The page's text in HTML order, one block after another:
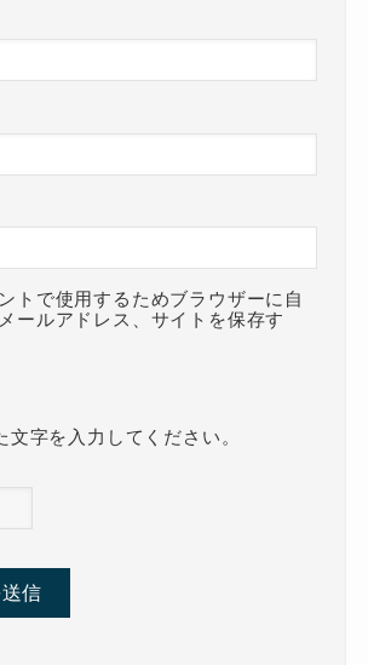
トで使用するためブラウザーに自
ールアドレス、サイトを保存す
文字を入力してください。